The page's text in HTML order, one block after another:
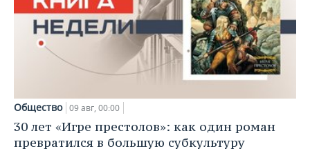
Общество 09 авг, 00:00
30 лет «Игре престолов»: как один роман
превратился в большую субкультуру